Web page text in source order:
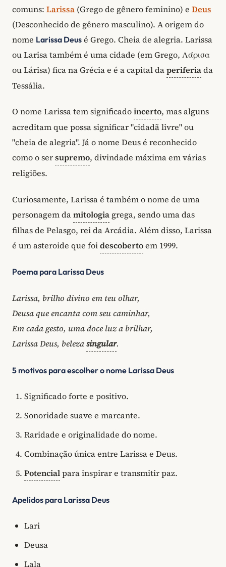
comuns: Larissa (Grego de gênero feminino) e Deus
(Desconhecido de gênero masculino). A origem do
nome Larissa Deus é Grego. Cheia de alegria. Larissa
ou Larisa também é uma cidade (em Grego, Λάρισα
ou Lárisa) fica na Grécia e é a capital daperiferiada
Tessália.
O nome Larissa tem significadoincerto, mas alguns
acreditam que possa significar "cidadã livre" ou
"cheia de alegria". Já o nome Deus é reconhecido
como o sersupremo, divindade máxima em várias
religiões.
Curiosamente, Larissa é também o nome de uma
personagem damitologia grega, sendo uma das
filhas de Pelasgo, rei da Arcádia. Além disso, Larissa
é um asteroide que foidescobertoem 1999.
Poema para Larissa Deus
Larissa, brilho divino em teu olhar,
Deusa que encanta com seu caminhar,
Em cada gesto, uma doce luz a brilhar,
Larissa Deus, belezasingular.
5 motivos para escolher o nome Larissa Deus
Significado forte e positivo.
Sonoridade suave e marcante.
Raridade e originalidade do nome.
Combinação única entre Larissa e Deus.
Potencialpara inspirar e transmitir paz.
Apelidos para Larissa Deus
Lari
Deusa
Lala